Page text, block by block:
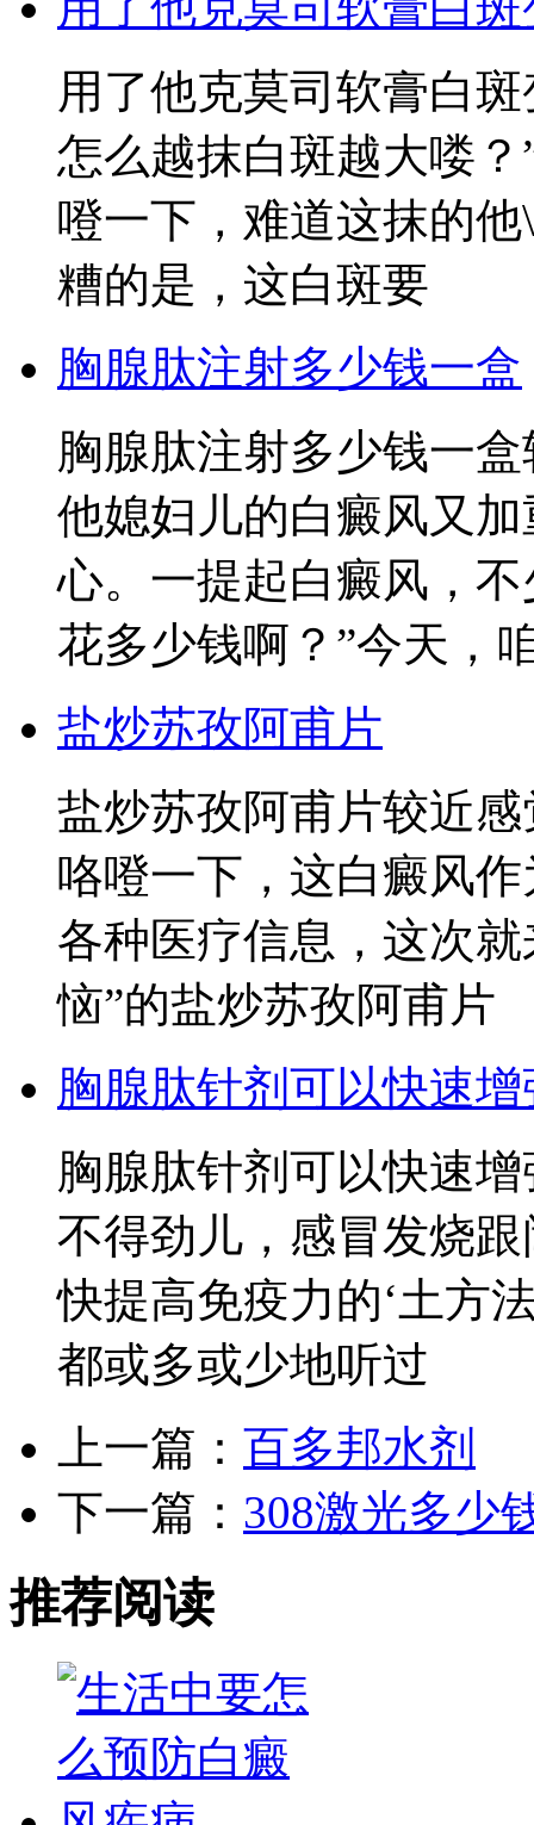
用了他克莫司软膏白
怎么越抹白斑越大喽
噔一下，难道这抹的
糟的是，这白斑要
胸腺肽注射多少钱一盒
胸腺肽注射多少钱一
他媳妇儿的白癜风又
心。一提起白癜风，
花多少钱啊？”今天，
盐炒苏孜阿甫片
盐炒苏孜阿甫片较近
咯噔一下，这白癜风
各种医疗信息，这次
恼”的盐炒苏孜阿甫片
胸腺肽针剂可以快速
胸腺肽针剂可以快速
不得劲儿，感冒发烧
快提高免疫力的‘土方
都或多或少地听过
上一篇： 百多邦水剂
下一篇： 308激光多少
推荐阅读